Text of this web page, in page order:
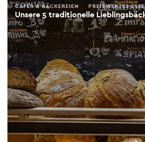
Unsere 5 traditionelle
CAFÉS & BÄCKEREIEN PREISWERTES